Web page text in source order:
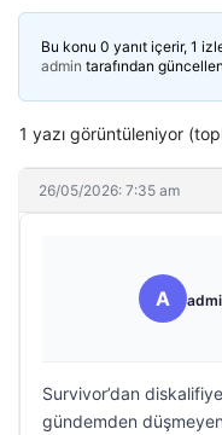
Bu konu 0 yanıt içerir, 1
admin tarafından
1 yazı görüntüleniyor
26/05/2026: 7:35 am
A
Survivor’dan
gündemden düşmeyen